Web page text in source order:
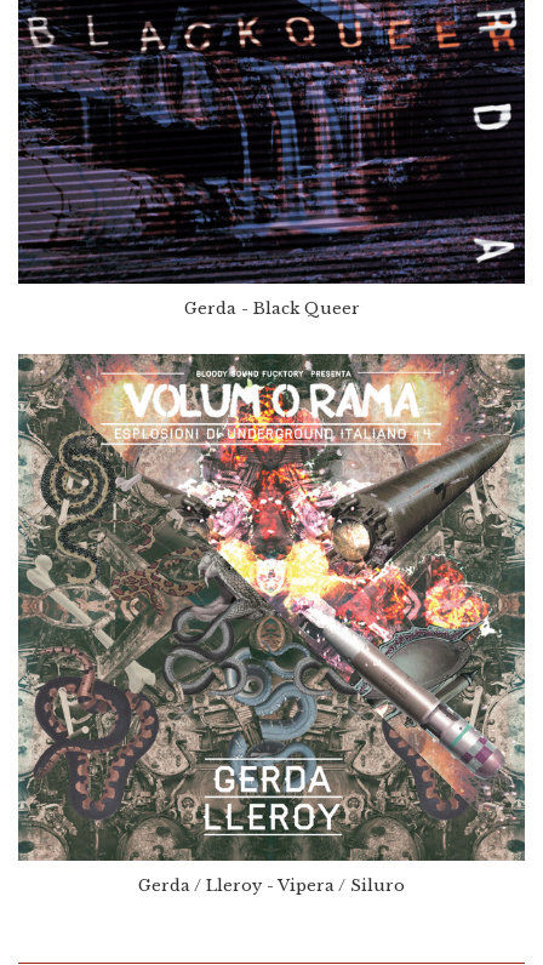
Gerda - Black Queer
Gerda / Lleroy - Vipera / Siluro